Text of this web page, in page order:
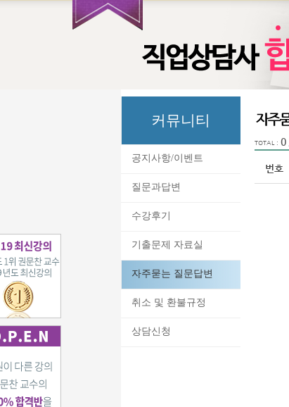
커뮤니티
공지사항/이벤트
질문과답변
수강후기
기출문제 자료실
자주묻는 질문답변
취소 및 환불규정
상담신청
TOTAL : 0
번호